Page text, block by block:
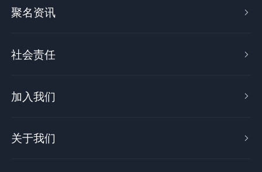
聚名资讯 
社会责任 
加入我们 
关于我们 